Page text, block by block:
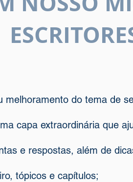
melhoramento do tema de
capa extraordinária que
e respostas, além de
tópicos e capítulos;